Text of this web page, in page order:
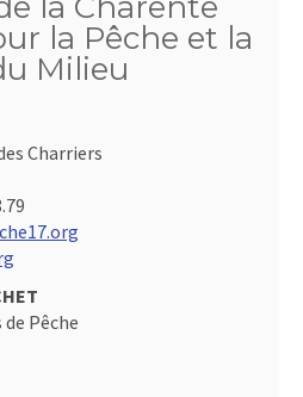
la Pêche et la
Milieu
Charriers
Pêche